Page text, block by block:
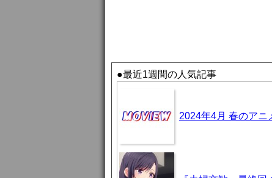
●最近1週間の人気記事
2024年4月 春のアニ